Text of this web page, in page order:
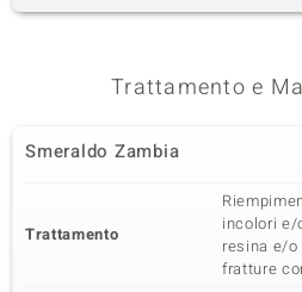
Trattamento e
Smeraldo Zambia
Trattamento
incolori e/
resina e/
fratture